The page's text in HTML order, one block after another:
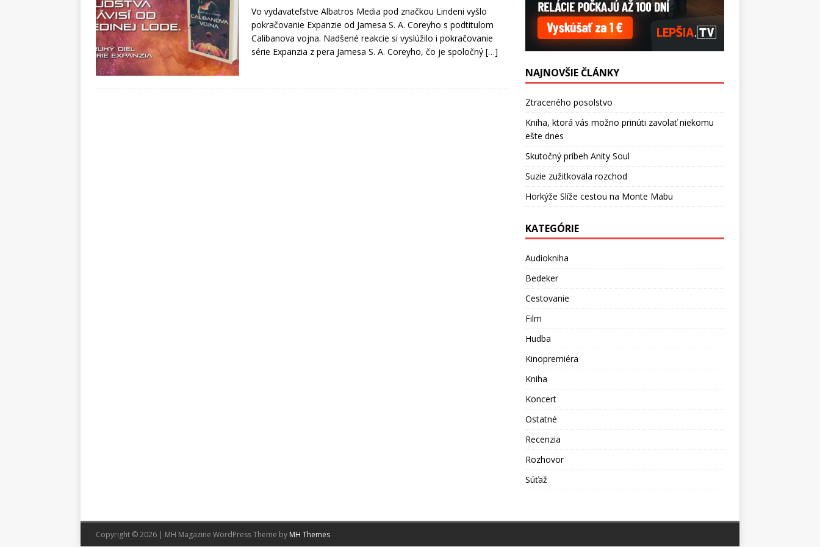
Vo vydavateľstve Albatros Media pod značkou Lindeni vyšlo
pokračovanie Expanzie od Jamesa S. A. Coreyho s podtitulom
Calibanova vojna. Nadšené reakcie si vyslúžilo i pokračovanie
série Expanzia z pera Jamesa S. A. Coreyho, čo je spoločný […]
NAJNOVŠIE ČLÁNKY
Ztraceného posolstvo
Kniha, ktorá vás možno prinúti zavolať niekomu
ešte dnes
Skutočný príbeh Anity Soul
Suzie zužitkovala rozchod
Horkýže Slíže cestou na Monte Mabu
KATEGÓRIE
Audiokniha
Bedeker
Cestovanie
Film
Hudba
Kinopremiéra
Kniha
Koncert
Ostatné
Recenzia
Rozhovor
Súťaž
Copyright © 2026 | MH Magazine WordPress Theme by MH Themes